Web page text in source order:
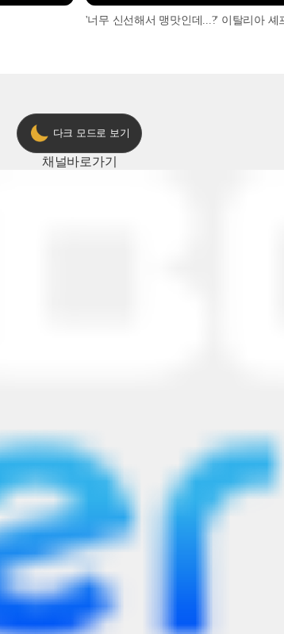
다크 모드로 보기
채널바로가기